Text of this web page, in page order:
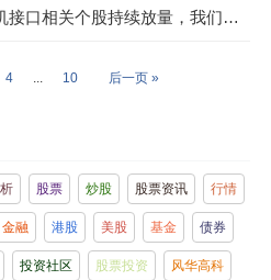
接口相关个股持续放量，我们认
化重大突破：⭕海外市场，Neur
prima视网膜植入...
4 10 后一页 »
股票 炒股 股票资讯 行情
金融 港股 美股 基金 债券
投资社区 股票投资 风华高科